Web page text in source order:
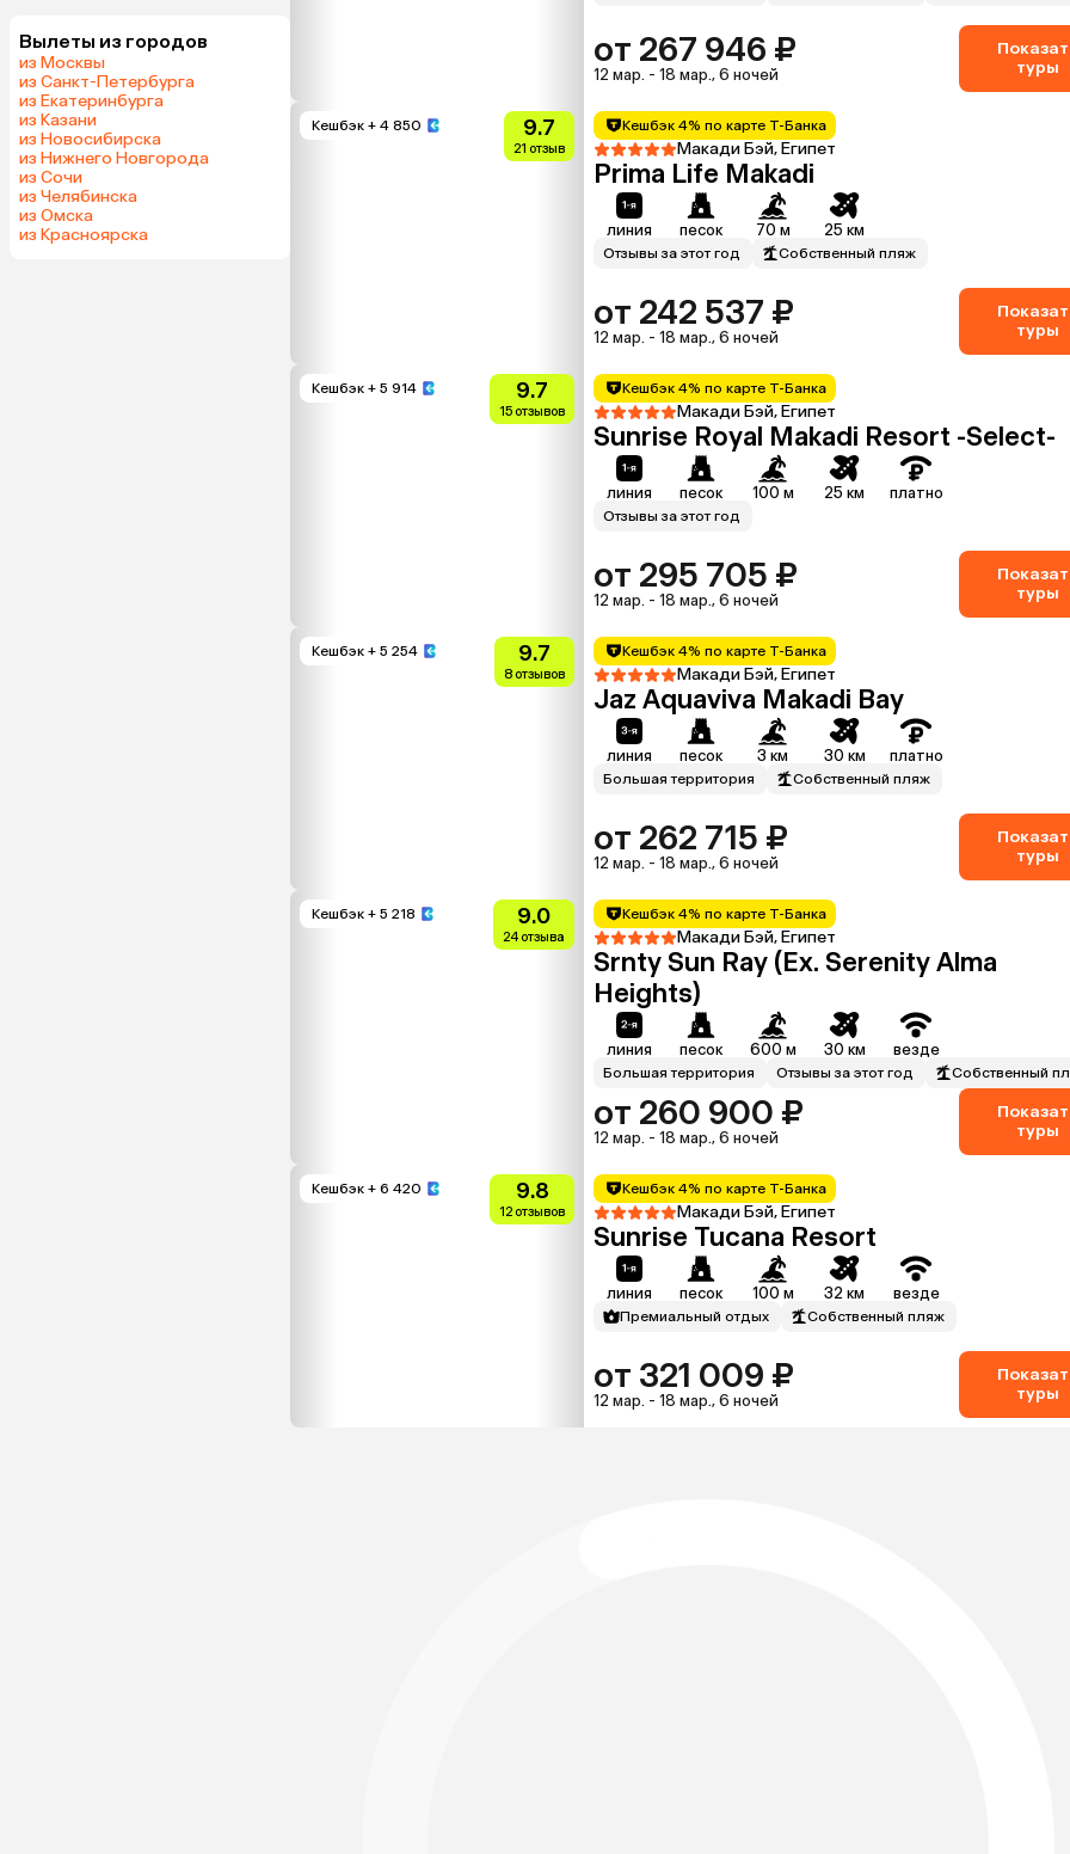
Вылеты из городов
из Москвы
из Санкт-Петербурга
из Екатеринбурга
из Казани
из Новосибирска
из Нижнего Новгорода
из Сочи
из Челябинска
из Омска
из Красноярска
от 267 946 ₽
12 мар. - 18 мар., 6 ночей
туры
Кешбэк + 4 850 9.7
21 отзыв
Кешбэк 4% по карте Т-Банка
Макади Бэй, Египет
Prima Life Makadi
линия песок 70 м 25 км
Отзывы за этот год Собственный пляж
от 242 537 ₽
12 мар. - 18 мар., 6 ночей
туры
Кешбэк + 5 914 9.7
15 отзывов
Кешбэк 4% по карте Т-Банка
Макади Бэй, Египет
Sunrise Royal Makadi Resort -Select-
линия песок 100 м 25 км платно
Отзывы за этот год
от 295 705 ₽
12 мар. - 18 мар., 6 ночей
туры
Кешбэк + 5 254 9.7
8 отзывов
Кешбэк 4% по карте Т-Банка
Макади Бэй, Египет
Jaz Aquaviva Makadi Bay
линия песок 3 км 30 км платно
Большая территория Собственный пляж
от 262 715 ₽
12 мар. - 18 мар., 6 ночей
туры
Кешбэк + 5 218 9.0
24 отзыва
Кешбэк 4% по карте Т-Банка
Макади Бэй, Египет
Srnty Sun Ray (Ex. Serenity Alma
Heights)
линия песок 600 м 30 км везде
Большая территория Отзывы за этот год Собственный
от 260 900 ₽
12 мар. - 18 мар., 6 ночей
туры
Кешбэк + 6 420 9.8
12 отзывов
Кешбэк 4% по карте Т-Банка
Макади Бэй, Египет
Sunrise Tucana Resort
линия песок 100 м 32 км везде
Премиальный отдых Собственный пляж
от 321 009 ₽
12 мар. - 18 мар., 6 ночей
туры